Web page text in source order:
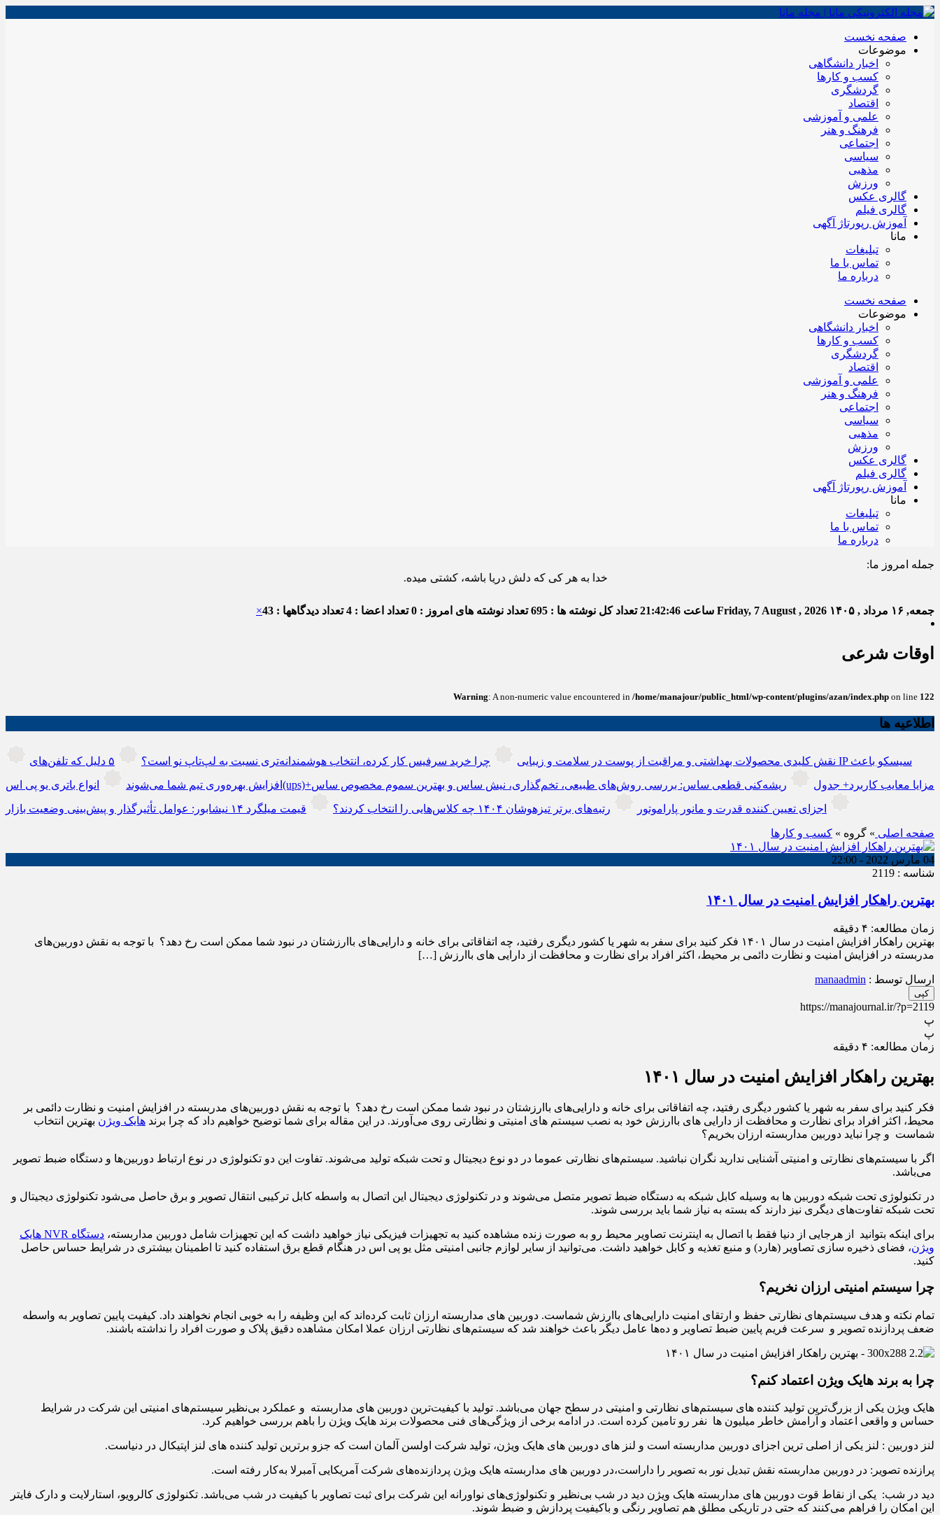
صفحه نخست
موضوعات
اخبار دانشگاهی
کسب و کارها
گردشگری
اقتصاد
علمی و آموزشی
فرهنگ و هنر
اجتماعی
سیاسی
مذهبی
ورزش
گالری عکس
گالری فیلم
آموزش رپورتاژ آگهی
مانا
تبلیغات
تماس با ما
درباره ما
صفحه نخست
موضوعات
اخبار دانشگاهی
کسب و کارها
گردشگری
اقتصاد
علمی و آموزشی
فرهنگ و هنر
اجتماعی
سیاسی
مذهبی
ورزش
گالری عکس
گالری فیلم
آموزش رپورتاژ آگهی
مانا
تبلیغات
تماس با ما
درباره ما
جمله امروز ما:
خدا به هر کی که دلش دریا باشه، کشتی میده.
جمعه, ۱۶ مرداد , ۱۴۰۵ Friday, 7 August , 2026 ساعت 21:42:47تعداد کل نوشته ها : 695 تعداد نوشته های امروز : 0 تعداد اعضا : 4 تعداد دیدگاهها : 43 ×
اوقات شرعی
Warning: A non-numeric value encountered in /home/manajour/public_html/wp-content/plugins/azan/index.php on line 122
اطلاعیه ها
نقش کلیدی محصولات بهداشتی و مراقبت از پوست در سلامت و زیبایی چرا خرید سرفیس کار کرده، انتخاب هوشمندانه‌تری نسبت به لپ‌تاپ نو است؟
۵ دلیل که تلفن‌های IP سیسکو باعث
افزایش بهره‌وری تیم شما می‌شوند
انواع باتری یو پی اس(ups)+مزایا معایب کاربرد+ جدول
ریشه‌کنی قطعی ساس: بررسی روش‌های طبیعی، تخم‌گذاری، نیش ساس و بهترین سموم مخصوص ساس
اجزای تعیین کننده قدرت و مانور پاراموتور
رتبه‌های برتر تیزهوشان ۱۴۰۴ چه کلاس‌هایی را انتخاب کردند؟ قیمت میلگرد ۱۴ نیشابور: عوامل تأثیرگذار و پیش‌بینی وضعیت بازار
صفحه اصلی » گروه » کسب و کارها
04 مارس 2022 - 22:00
شناسه : 2119
بهترین راهکار افزایش امنیت در سال ۱۴۰۱
زمان مطالعه: ۴ دقیقه
بهترین راهکار افزایش امنیت در سال ۱۴۰۱ فکر کنید برای سفر به شهر یا کشور دیگری رفتید، چه اتفاقاتی برای خانه و دارایی‌های باارزشتان در نبود شما ممکن است رخ دهد؟ با توجه به نقش دوربین‌های
مدربسته در افزایش امنیت و نظارت دائمی بر محیط، اکثر افراد برای نظارت و محافظت از دارایی های باارزش […]
ارسال توسط : manaadmin
کپی
https://manajournal.ir/?p=2119
پ
پ
زمان مطالعه: ۴ دقیقه
بهترین راهکار افزایش امنیت در سال ۱۴۰۱
فکر کنید برای سفر به شهر یا کشور دیگری رفتید، چه اتفاقاتی برای خانه و دارایی‌های باارزشتان در نبود شما ممکن است رخ دهد؟ با توجه به نقش دوربین‌های مدربسته در افزایش امنیت و نظارت دائمی بر
محیط، اکثر افراد برای نظارت و محافظت از دارایی های باارزش خود به نصب سیستم های امنیتی و نظارتی روی می‌آورند. در این مقاله برای شما توضیح خواهیم داد که چرا برند هایک ویژن بهترین انتخاب
شماست و چرا نباید دوربین مداربسته ارزان بخریم؟
اگر با سیستم‌های نظارتی و امنیتی آشنایی ندارید نگران نباشید. سیستم‌های نظارتی عموما در دو نوع دیجیتال و تحت شبکه تولید می‌شوند. تفاوت این دو تکنولوژی در نوع ارتباط دوربین‌ها و دستگاه ضبط تصویر
می‌باشد.
در تکنولوژی تحت شبکه دوربین ها به وسیله کابل شبکه به دستگاه ضبط تصویر متصل می‌شوند و در تکنولوژی دیجیتال این اتصال به واسطه کابل ترکیبی انتقال تصویر و برق حاصل می‌شود تکنولوژی دیجیتال و
تحت شبکه تفاوت‌های دیگری نیز دارند که بسته به نیاز شما باید بررسی شوند.
برای اینکه بتوانید از هرجایی از دنیا فقط با اتصال به اینترنت تصاویر محیط رو به صورت زنده مشاهده کنید به تجهیزات فیزیکی نیاز خواهید داشت که این تجهیزات شامل دوربین مداربسته،
دستگاه NVR هایک
ویژن، فضای ذخیره سازی تصاویر (هارد) و منبع تغذیه و کابل خواهید داشت. می‌توانید از سایر لوازم جانبی امنیتی مثل یو پی اس در هنگام قطع برق استفاده کنید تا اطمینان بیشتری در شرایط حساس حاصل
کنید.
چرا سیستم امنیتی ارزان نخریم؟
تمام نکته و هدف سیستم‌های نظارتی حفظ و ارتقای امنیت دارایی‌های باارزش شماست. دوربین های مداربسته ارزان ثابت کرده‌اند که این وظیفه را به خوبی انجام نخواهند داد. کیفیت پایین تصاویر به واسطه
ضعف پردازنده تصویر و سرعت فریم پایین ضبط تصاویر و ده‌ها عامل دیگر باعث خواهند شد که سیستم‌های نظارتی ارزان عملا امکان مشاهده دقیق پلاک و صورت افراد را نداشته باشند.
چرا به برند هایک ویژن اعتماد کنم؟
هایک ویژن یکی از بزرگ‌ترین تولید کننده های سیستم‌های نظارتی و امنیتی در سطح جهان می‌باشد. تولید با کیفیت‌ترین دوربین های مداربسته و عملکرد بی‌نظیر سیستم‌های امنیتی این شرکت در شرایط
حساس و واقعی اعتماد و آرامش خاطر میلیون ها نفر رو تامین کرده است. در ادامه برخی از ویژگی‌های فنی محصولات برند هایک ویژن را باهم بررسی خواهیم کرد.
لنز دوربین : لنز یکی از اصلی ترین اجزای دوربین مداربسته است و لنز های دوربین های هایک ویژن، تولید شرکت اولسن آلمان است که جزو برترین تولید کننده های لنز اپتیکال در دنیاست.
پرازنده تصویر‌: در دوربین مداربسته نقش تبدیل نور به تصویر را داراست،در دوربین های مداربسته هایک ویژن پردازنده‌های شرکت آمریکایی آمبرلا به‌کار رفته است.
دید در شب: یکی از نقاط قوت دوربین های مداربسته هایک ویژن دید در شب بی‌نظیر و تکنولوژی‌های نو‌اورانه این شرکت برای ثبت تصاویر با کیفیت در شب می‌باشد. تکنولوژی کالرویو، استارلایت و دارک فایتر
این امکان را فراهم می‌کنند که حتی در تاریکی مطلق هم تصاویر رنگی و باکیفیت پردازش و ضبط شوند.